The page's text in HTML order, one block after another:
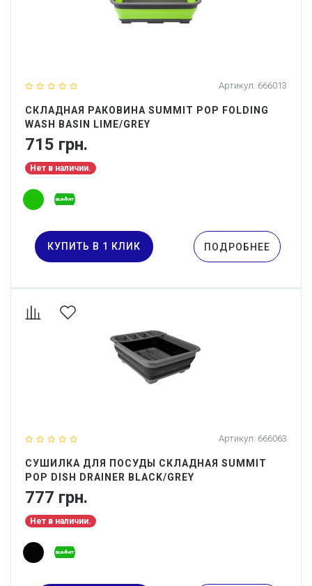
Артикул: 666013
СКЛАДНАЯ РАКОВИНА SUMMIT POP FOLDING
WASH BASIN LIME/GREY
715 грн.
Нет в наличии.
КУПИТЬ В 1 КЛИК ПОДРОБНЕЕ
Артикул: 666063
СУШИЛКА ДЛЯ ПОСУДЫ СКЛАДНАЯ SUMMIT
POP DISH DRAINER BLACK/GREY
777 грн.
Нет в наличии.